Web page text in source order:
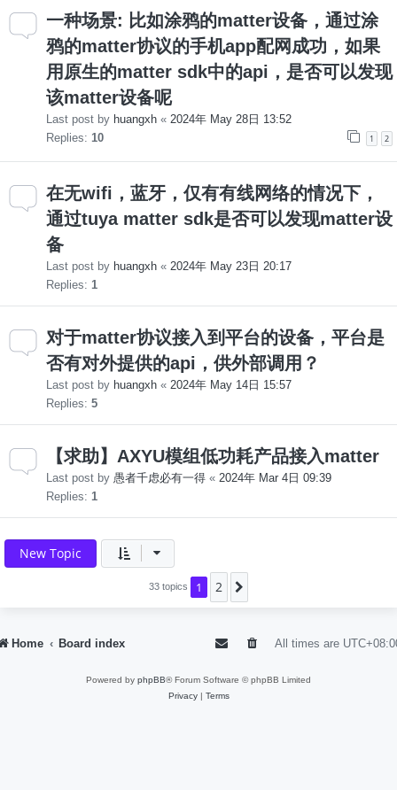
一种场景: 比如涂鸦的matter设备，通过涂
鸦的matter协议的手机app配网成功，如果
用原生的matter sdk中的api，是否可以发现
该matter设备呢
Last post by huangxh « 2024年 May 28日 13:52
Replies: 10 1 2
在无wifi，蓝牙，仅有有线网络的情况下，
通过tuya matter sdk是否可以发现matter设
备
Last post by huangxh « 2024年 May 23日 20:17
Replies: 1
对于matter协议接入到平台的设备，平台是
否有对外提供的api，供外部调用？
Last post by huangxh « 2024年 May 14日 15:57
Replies: 5
【求助】AXYU模组低功耗产品接入matter
Last post by 愚者千虑必有一得 « 2024年 Mar 4日 09:39
Replies: 1
New Topic
33 topics 1 2
Home Board index All times are
Powered by phpBB® Forum Software © phpBB Limited
Privacy| Terms